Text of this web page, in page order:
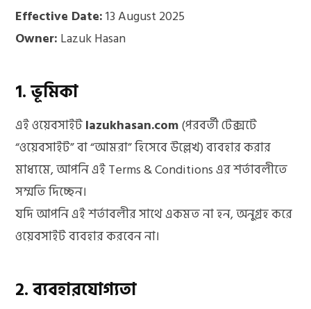
Effective Date:13 August 2025
Owner: Lazuk Hasan
1. ভূমিকা
এই ওয়েবসাইটlazukhasan.com(পরবর্তী টেক্সটে
“ওয়েবসাইট” বা “আমরা” হিসেবে উল্লেখ) ব্যবহার করার
মাধ্যমে, আপনি এই Terms & Conditions এর শর্তাবলীতে
সম্মতি দিচ্ছেন।
যদি আপনি এই শর্তাবলীর সাথে একমত না হন, অনুগ্রহ করে
ওয়েবসাইট ব্যবহার করবেন না।
2. ব্যবহারযোগ্যতা